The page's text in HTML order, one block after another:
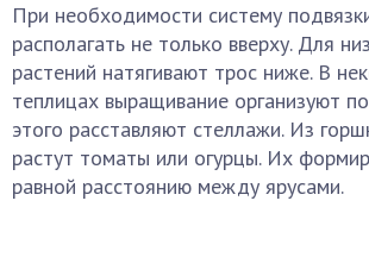
При необходимости систему
располагать не только вверху. Для
растений натягивают трос ниже. В
теплицах выращивание организуют
этого расставляют стеллажи. Из
растут томаты или огурцы. Их
равной расстоянию между ярусами.